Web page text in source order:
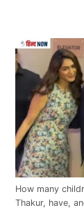
How many
Thakur, have,